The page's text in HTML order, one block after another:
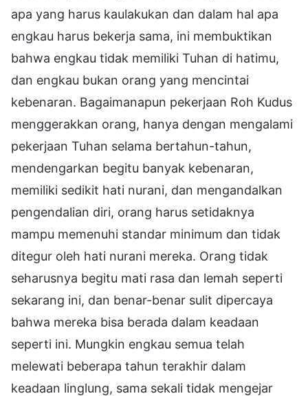
apa yang harus kaulakukan dan dalam hal apa
engkau harus bekerja sama, ini membuktikan
bahwa engkau tidak memiliki Tuhan di hatimu,
dan engkau bukan orang yang mencintai
kebenaran. Bagaimanapun pekerjaan Roh Kudus
menggerakkan orang, hanya dengan mengalami
pekerjaan Tuhan selama bertahun-tahun,
mendengarkan begitu banyak kebenaran,
memiliki sedikit hati nurani, dan mengandalkan
pengendalian diri, orang harus setidaknya
mampu memenuhi standar minimum dan tidak
ditegur oleh hati nurani mereka. Orang tidak
seharusnya begitu mati rasa dan lemah seperti
sekarang ini, dan benar-benar sulit dipercaya
bahwa mereka bisa berada dalam keadaan
seperti ini. Mungkin engkau semua telah
melewati beberapa tahun terakhir dalam
keadaan linglung, sama sekali tidak mengejar